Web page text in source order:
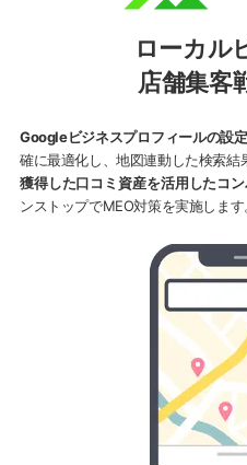
ローカル
店舗集客
Googleビジネスプロフィールの設定
確に最適化し、地図連動した検索結
獲得した口コミ資産を活用したコ
ンストップでMEO対策を実施します